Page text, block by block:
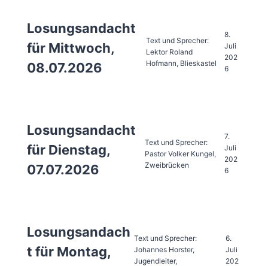
Losungsandacht
für Mittwoch,
08.07.2026
Text und Sprecher:
Lektor Roland
Hofmann, Blieskastel
8.
Juli
202
6
Losungsandacht
für Dienstag,
07.07.2026
Text und Sprecher:
Pastor Volker Kungel,
Zweibrücken
7.
Juli
202
6
Losungsandach
t für Montag,
Text und Sprecher:
Johannes Horster,
Jugendleiter,
6.
Juli
202